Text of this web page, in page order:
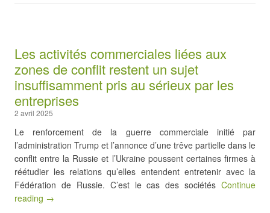
Les activités commerciales liées aux
zones de conflit restent un sujet
insuffisamment pris au sérieux par les
entreprises
2 avril 2025
Le renforcement de la guerre commerciale initié par
l’administration Trump et l’annonce d’une trêve partielle dans le
conflit entre la Russie et l’Ukraine poussent certaines firmes à
réétudier les relations qu’elles entendent entretenir avec la
Fédération de Russie. C’est le cas des sociétés Continue
reading →